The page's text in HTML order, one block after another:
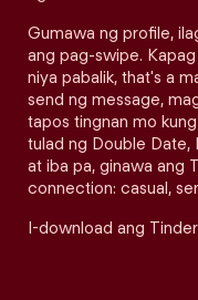
Gumawa ng profile,
ang pag-swipe.
niya pabalik, that's a
send ng message,
tapos tingnan mo
tulad ng Double Date,
at iba pa, ginawa ang
connection: casual,
I-download ang